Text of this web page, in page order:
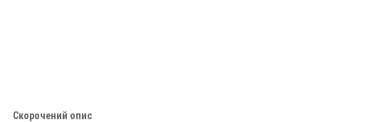
Скорочений опис